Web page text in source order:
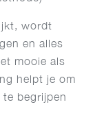
wordt
en alles
mooie als
helpt je om
begrijpen